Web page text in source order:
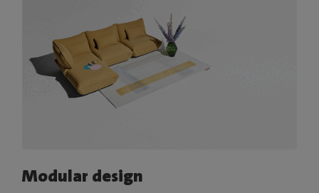
Modular design